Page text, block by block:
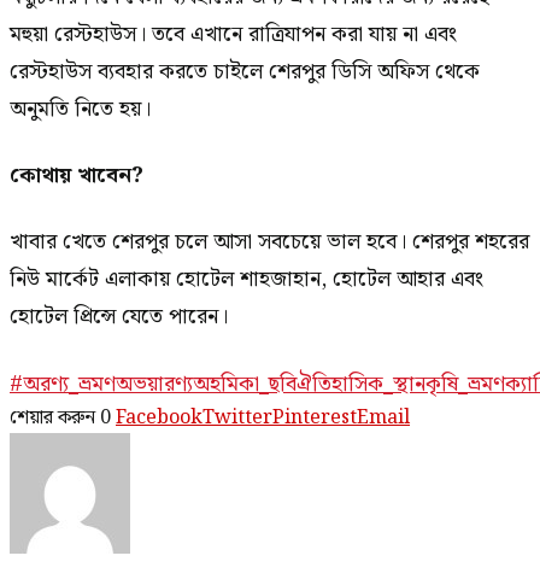
মহুয়া রেস্টহাউস। তবে এখানে রাত্রিযাপন করা যায় না এবং
রেস্টহাউস ব্যবহার করতে চাইলে শেরপুর ডিসি অফিস থেকে
অনুমতি নিতে হয়।
কোথায় খাবেন?
খাবার খেতে শেরপুর চলে আসা সবচেয়ে ভাল হবে। শেরপুর শহরের
নিউ মার্কেট এলাকায় হোটেল শাহজাহান, হোটেল আহার এবং
হোটেল প্রিন্সে যেতে পারেন।
#অরণ্য_ভ্রমণঅভয়ারণ্যঅহমিকা_ছবিঐতিহাসিক_স্থানকৃষি_ভ্রমণ
শেয়ার করুন 0FacebookTwitterPinterestEmail